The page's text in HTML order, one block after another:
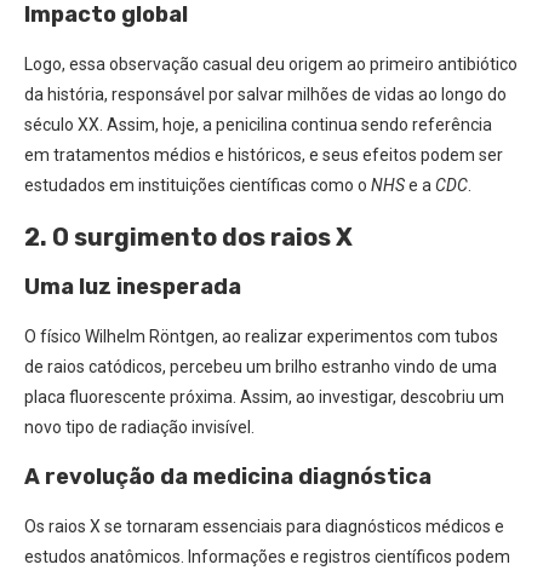
Impacto global
Logo, essa observação casual deu origem ao primeiro antibiótico
da história, responsável por salvar milhões de vidas ao longo do
século XX. Assim, hoje, a penicilina continua sendo referência
em tratamentos médios e históricos, e seus efeitos podem ser
estudados em instituições científicas como o NHSe a CDC
2. O surgimento dos raios X
Uma luz inesperada
O físico Wilhelm Röntgen, ao realizar experimentos com tubos
de raios catódicos, percebeu um brilho estranho vindo de uma
placa fluorescente próxima. Assim, ao investigar, descobriu um
novo tipo de radiação invisível.
A revolução da medicina diagnóstica
Os raios X se tornaram essenciais para diagnósticos médicos e
estudos anatômicos. Informações e registros científicos podem